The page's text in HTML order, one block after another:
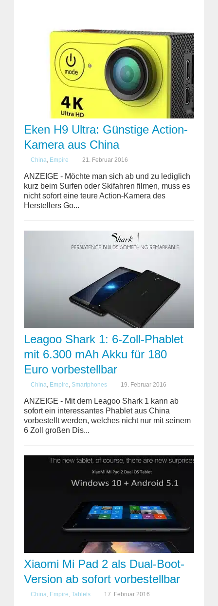
Eken H9 Ultra: Günstige Action-
Kamera aus China
China Empire 21. Februar 2016
ANZEIGE - Möchte man sich ab und zu lediglich
kurz beim Surfen oder Skifahren filmen, muss es
nicht sofort eine teure Action-Kamera des
Herstellers Go...
Leagoo Shark 1: 6-Zoll-Phablet
mit 6.300 mAh Akku für 180
Euro vorbestellbar
China, Empire, Smartphones 19. Februar 2016
ANZEIGE - Mit dem Leagoo Shark 1 kann ab
sofort ein interessantes Phablet aus China
vorbestellt werden, welches nicht nur mit seinem
6 Zoll großen Dis...
Xiaomi Mi Pad 2 als Dual-Boot-
Version ab sofort vorbestellbar
China, Empire, Tablets 17. Februar 2016